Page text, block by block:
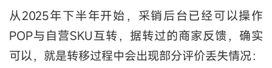
从2025年下半年开始，采销后台已经可以操作
POP与自营SKU互转，据转过的商家反馈，确实
可以，就是转移过程中会出现部分评价丢失情况：